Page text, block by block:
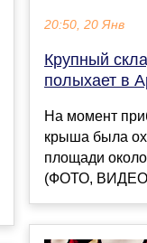
20:50, 20 Янв
Крупный
полыхает в
На момент
крыша была
площади
(ФОТО,